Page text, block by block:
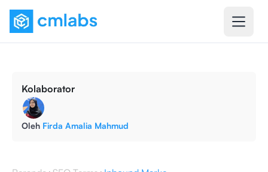
Kolaborator
Oleh Firda Amalia Mahmud